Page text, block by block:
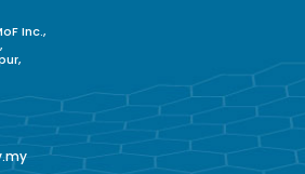
Inc.,